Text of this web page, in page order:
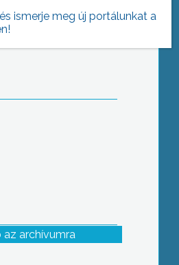
Rajzverseny
Központ
az archívumra
ismerje meg új portálunkat a